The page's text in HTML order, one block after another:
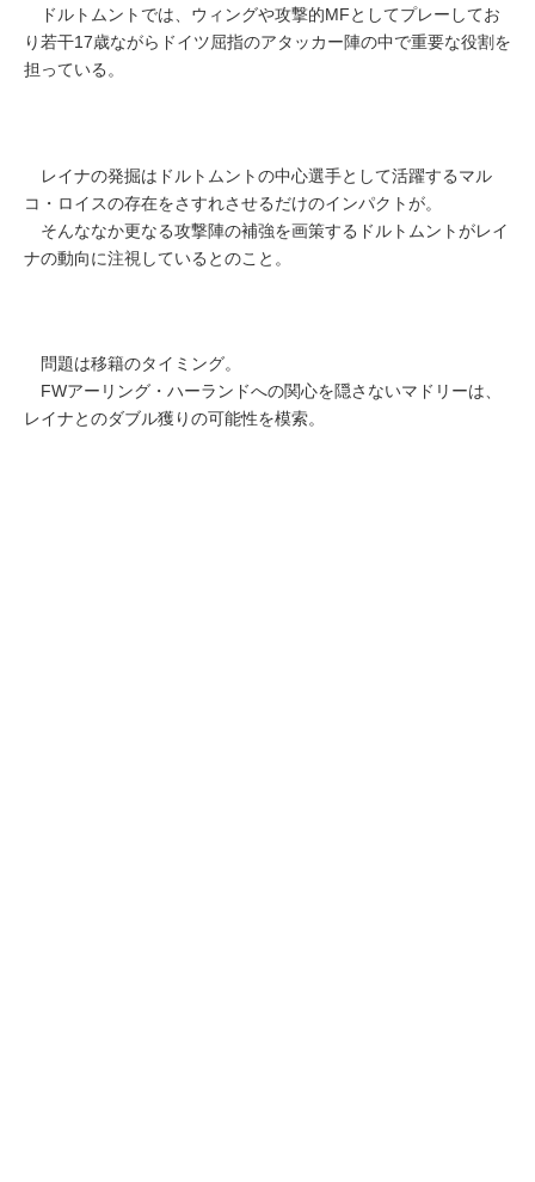
ドルトムントでは、ウィングや攻撃的MFとしてプレーしてお
り若干17歳ながらドイツ屈指のアタッカー陣の中で重要な役割を
担っている。
レイナの発掘はドルトムントの中心選手として活躍するマル
コ・ロイスの存在をさすれさせるだけのインパクトが。
そんななか更なる攻撃陣の補強を画策するドルトムントがレイ
ナの動向に注視しているとのこと。
問題は移籍のタイミング。
FWアーリング・ハーランドへの関心を隠さないマドリーは、
レイナとのダブル獲りの可能性を模索。